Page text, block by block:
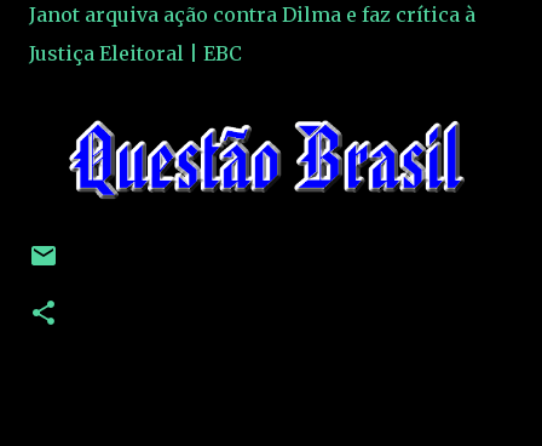
Janot arquiva ação contra Dilma e faz crítica à
Justiça Eleitoral | EBC